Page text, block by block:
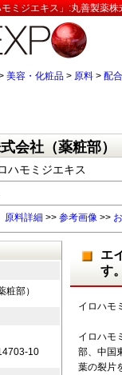
ミジエキス」:丸善製薬
美容・化粧品 > 原料 > 配
会社（薬粧部）
ハモミジエキス
原料詳細 >> 参考画像 >>
エ
す。
イロハモ
イロハモ
部、中国
葉の裂片
粧部）
10